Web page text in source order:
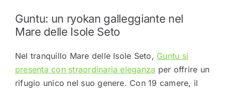
Guntu: un ryokan galleggiante nel
Mare delle Isole Seto
Nel tranquillo Mare delle Isole Seto, Guntu si
presenta con straordinaria eleganza per offrire un
rifugio unico nel suo genere. Con 19 camere, il